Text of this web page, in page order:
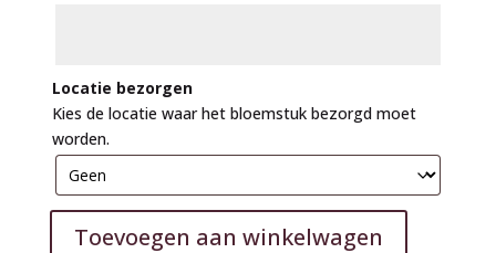
Locatie bezorgen
Kies de locatie waar het bloemstuk bezorgd moet
worden.
Toevoegen aan winkelwagen